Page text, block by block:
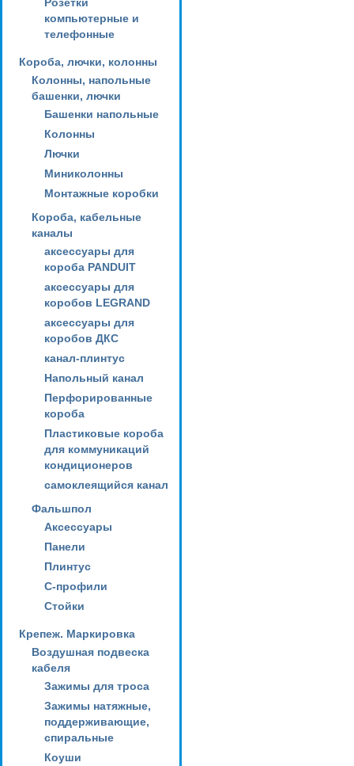
компьютерные и
телефонные
Короба, лючки, колонны
Колонны, напольные
башенки, лючки
Башенки напольные
Колонны
Лючки
Миниколонны
Монтажные коробки
Короба, кабельные
каналы
аксессуары для
короба PANDUIT
аксессуары для
коробов LEGRAND
аксессуары для
коробов ДКС
канал-плинтус
Напольный канал
Перфорированные
короба
Пластиковые короба
для коммуникаций
кондиционеров
самоклеящийся канал
Фальшпол
Аксессуары
Панели
Плинтус
С-профили
Стойки
Крепеж. Маркировка
Воздушная подвеска
кабеля
Зажимы для троса
Зажимы натяжные,
поддерживающие,
спиральные
Коуши